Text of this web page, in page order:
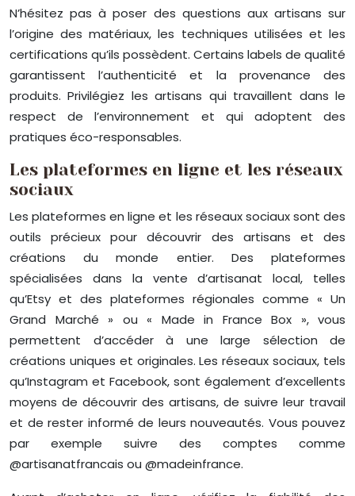
N’hésitez pas à poser des questions aux artisans sur
l’origine des matériaux, les techniques utilisées et les
certifications qu’ils possèdent. Certains labels de qualité
garantissent l’authenticité et la provenance des
produits. Privilégiez les artisans qui travaillent dans le
respect de l’environnement et qui adoptent des
pratiques éco-responsables.
Les plateformes en ligne et les réseaux
sociaux
Les plateformes en ligne et les réseaux sociaux sont des
outils précieux pour découvrir des artisans et des
créations du monde entier. Des plateformes
spécialisées dans la vente d’artisanat local, telles
qu’Etsy et des plateformes régionales comme « Un
Grand Marché » ou « Made in France Box », vous
permettent d’accéder à une large sélection de
créations uniques et originales. Les réseaux sociaux, tels
qu’Instagram et Facebook, sont également d’excellents
moyens de découvrir des artisans, de suivre leur travail
et de rester informé de leurs nouveautés. Vous pouvez
par exemple suivre des comptes comme
@artisanatfrancais ou @madeinfrance.